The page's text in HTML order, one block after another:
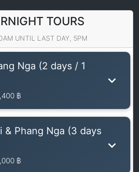
TOURS
UNTIL LAST DAY, 5PM
Nga (2 days / 1
฿
& Phang Nga (3 days
฿